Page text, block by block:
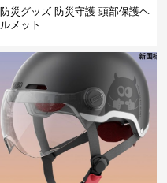
防災グッズ 防災守護 頭部保護ヘ
ルメット